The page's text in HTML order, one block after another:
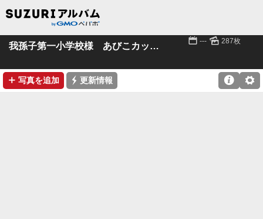
我孫子第一小学校様 あびこカッパまつりポスター 📅 --- 🌄 287枚
➕ 写真を追加 ⚡ 更新情報 ⚙
